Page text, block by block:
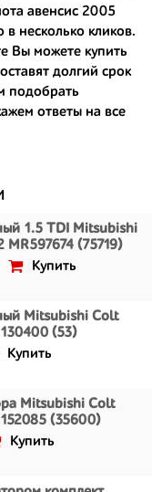
– хорошее решение.
по превосходным
авенсис 2005
несколько кликов.
Вы можете купить
долгий срок
подобрать
ответы на все
1.5 TDI Mitsubishi
(75719)
Купить
Mitsubishi Colt
(53)
Купить
Mitsubishi Colt
(35600)
Купить